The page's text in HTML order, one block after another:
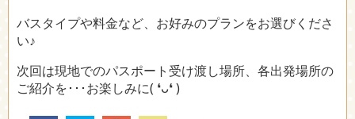
バスタイプや料金など、お好みのプランをお選びくださ
い♪
次回は現地でのパスポート受け渡し場所、各出発場所の
ご紹介を･･･お楽しみに( ❛ᴗ❛ )